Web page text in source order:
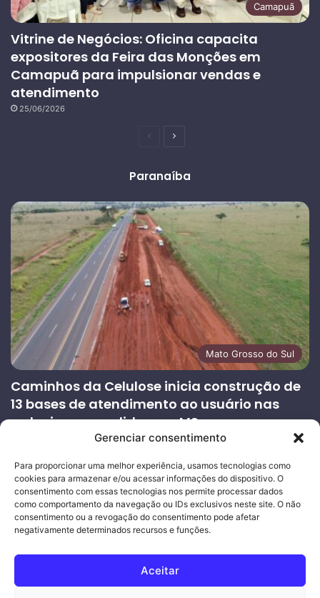
Gerenciar consentimento
Para proporcionar uma melhor experiência, usamos tecnologias como
cookies para armazenar e/ou acessar informações do dispositivo. O
consentimento com essas tecnologias nos permite processar dados
como comportamento da navegação ou IDs exclusivos neste site. O não
consentimento ou a revogação do consentimento pode afetar
negativamente determinados recursos e funções.
Aceitar
Camapuã
Vitrine de Negócios: Oficina capacita
expositores da Feira das Monções em
Camapuã para impulsionar vendas e
atendimento
25/06/2026
PáginaPróxima
Paranaíba
Mato Grosso do Sul
Caminhos da Celulose inicia construção de
13 bases de atendimento ao usuário nas
rodovias concedidas em MS
Página
anterior
Próxima
página
Ouro Empresas- Desenvolvimento Web
Joeber Garcia